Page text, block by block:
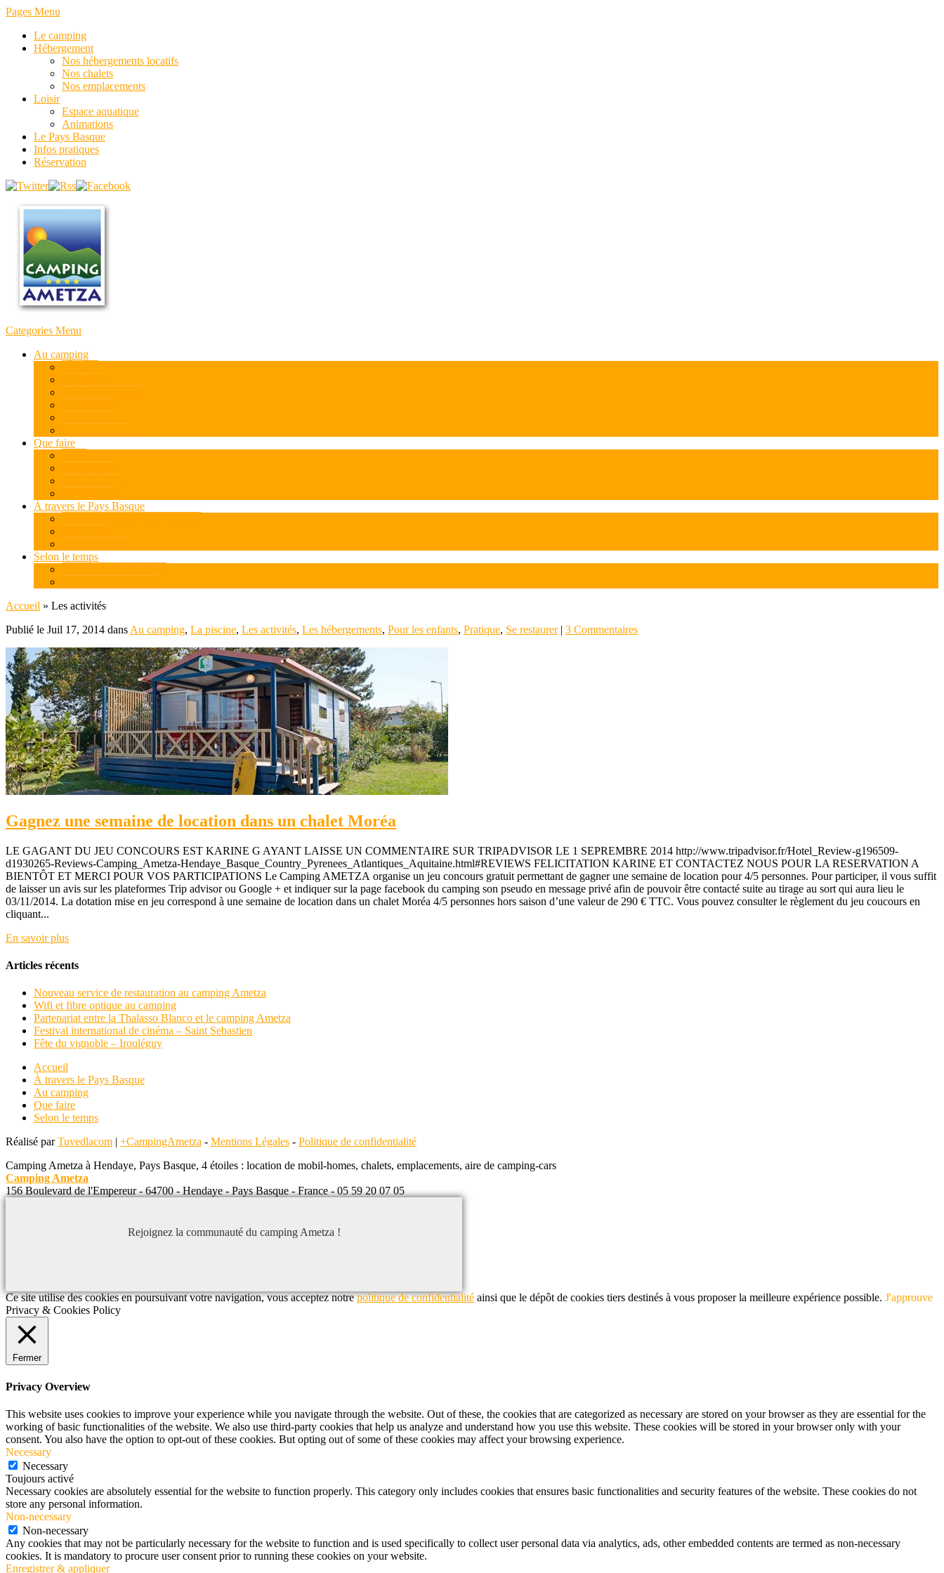
Pages Menu
Le camping
Hébergement
Nos hébergements locatifs
Nos chalets
Nos emplacements
Loisir
Espace aquatique
Animations
Le Pays Basque
Infos pratiques
Réservation
Categories Menu
Au camping
Que faire
À travers le Pays Basque
Selon le temps
Accueil » Les activités
Publié le Juil 17, 2014 dans Au camping, La piscine, Les activités, Les hébergements, Pour les enfants, Pratique, Se restaurer| 3 Commentaires
Gagnez une semaine de location dans un chalet Moréa
LE GAGANT DU JEU CONCOURS EST KARINE G AYANT LAISSE UN COMMENTAIRE SUR TRIPADVISOR LE 1 SEPREMBRE 2014 http://www.tripadvisor.fr/Hotel_Review-g196509-
d1930265-Reviews-Camping_Ametza-Hendaye_Basque_Country_Pyrenees_Atlantiques_Aquitaine.html#REVIEWS FELICITATION KARINE ET CONTACTEZ NOUS POUR LA RESERVATION A
BIENTÔT ET MERCI POUR VOS PARTICIPATIONS Le Camping AMETZA organise un jeu concours gratuit permettant de gagner une semaine de location pour 4/5 personnes. Pour participer, il vous suffit
de laisser un avis sur les plateformes Trip advisor ou Google + et indiquer sur la page facebook du camping son pseudo en message privé afin de pouvoir être contacté suite au tirage au sort qui aura lieu le
03/11/2014. La dotation mise en jeu correspond à une semaine de location dans un chalet Moréa 4/5 personnes hors saison d’une valeur de 290 € TTC. Vous pouvez consulter le règlement du jeu coucours en
cliquant...
En savoir plus
Articles récents
Nouveau service de restauration au camping Ametza
Wifi et fibre optique au camping
Partenariat entre la Thalasso Blanco et le camping Ametza
Festival international de cinéma – Saint Sebastien
Fête du vignoble – Irouléguy
Accueil
À travers le Pays Basque
Au camping
Que faire
Selon le temps
Réalisé parTuvedlacom | +CampingAmetza - Mentions Légales - Politique de confidentialité
Camping Ametza à Hendaye, Pays Basque, 4 étoiles : location de mobil-homes, chalets, emplacements, aire de camping-cars
Camping Ametza
156 Boulevard de l'Empereur-64700-Hendaye-Pays Basque-France-05 59 20 07 05
Rejoignez la communauté du camping Ametza !
Ce site utilise des cookies en poursuivant votre navigation, vous acceptez notrepolitique de confidentialité ainsi que le dépôt de cookies tiers destinés à vous proposer la meilleure expérience possible. J'approuve
Privacy & Cookies Policy
Fermer
Privacy Overview
This website uses cookies to improve your experience while you navigate through the website. Out of these, the cookies that are categorized as necessary are stored on your browser as they are essential for the
working of basic functionalities of the website. We also use third-party cookies that help us analyze and understand how you use this website. These cookies will be stored in your browser only with your
consent. You also have the option to opt-out of these cookies. But opting out of some of these cookies may affect your browsing experience.
Necessary
Necessary
Toujours activé
Necessary cookies are absolutely essential for the website to function properly. This category only includes cookies that ensures basic functionalities and security features of the website. These cookies do not
store any personal information.
Non-necessary
Non-necessary
Any cookies that may not be particularly necessary for the website to function and is used specifically to collect user personal data via analytics, ads, other embedded contents are termed as non-necessary
cookies. It is mandatory to procure user consent prior to running these cookies on your website.
Enregistrer & appliquer